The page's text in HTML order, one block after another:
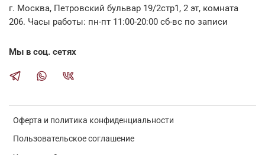
Оферта и политика конфиденциальности
Пользовательское соглашение
г. Москва, Петровский бульвар 19/2стр1, 2 эт, комната
206. Часы работы: пн-пт 11:00-20:00 сб-вс по записи
Мы в соц. сетях